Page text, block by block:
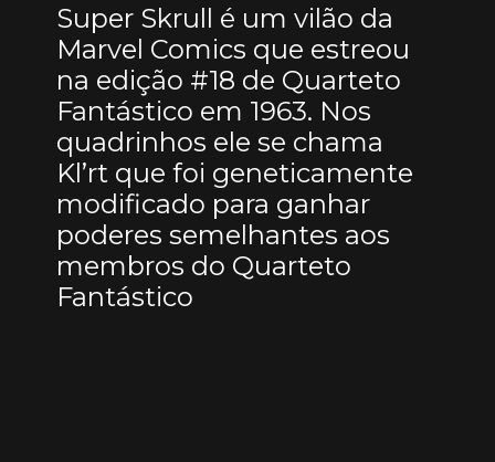
Super Skrull é um vilão da
Marvel Comics que estreou
na edição #18 de Quarteto
Fantástico em 1963. Nos
quadrinhos ele se chama
Kl’rt que foi geneticamente
modificado para ganhar
poderes semelhantes aos
membros do Quarteto
Fantástico